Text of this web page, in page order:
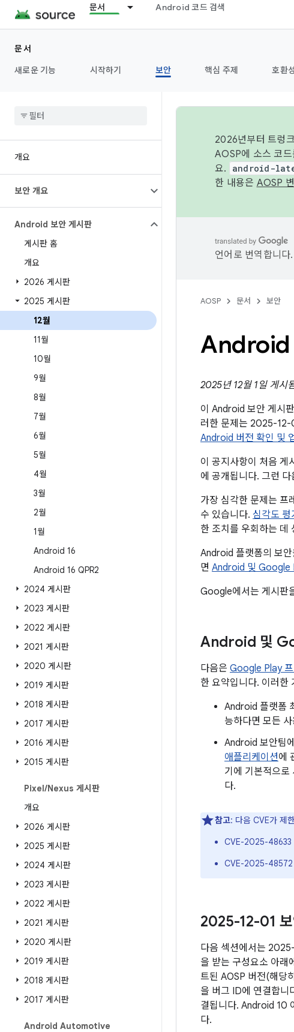
문서 Android 코드 검색
문서
새로운 기능
시작하기 보안 핵심 주제 호환
개요
보안 개요
Android 보안 게시판
게시판 홈
개요
2026 게시판
2025 게시판
12월
11월
10월
9월
8월
7월
6월
5월
4월
3월
2월
1월
Android 16
Android 16 QPR2
2024 게시판
2023 게시판
2022 게시판
2021 게시판
2020 게시판
2019 게시판
2018 게시판
2017 게시판
2016 게시판
2015 게시판
Pixel/Nexus 게시판
개요
2026 게시판
2025 게시판
2024 게시판
2023 게시판
2022 게시판
2021 게시판
2020 게시판
2019 게시판
2018 게시판
2017 게시판
Android Automotive
2026년부터 트렁
AOSP에 소스 코
요.
android-
한 내용은 AOSP
언어로 번역합니
AOSP 문서 보안
Android
2025년 12월 1일 게시
이 Android 보안 게시
러한 문제는 2025-12-
Android 버전 확인 및
이 공지사항이 처음 게
에 공개됩니다. 그런
가장 심각한 문제는 프
수 있습니다. 심각도 평
한 조치를 우회하는 데
Android 플랫폼의 보
면 Android 및 Google
Google에서는 게시판
Android 및
다음은 Google Play
한 요약입니다. 이러한
Android 플랫폼
능하다면 모든
Android 보안팀
애플리케이션에
기에 기본적으로
다.
참고: 다음 CVE가 제
CVE-2025-48633
CVE-2025-48572
2025-12-01 보
다음 섹션에서는
을 받는 구성요소 아래
트된 AOSP 버전(해당
을 버그 ID에 연결합니
결됩니다. Android 10
다.